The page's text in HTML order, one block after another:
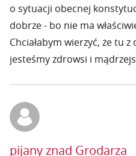
o sytuacji obecnej
dobrze - bo nie ma
Chciałabym wierzyć, że tu
jesteśmy zdrowsi i
pijany znad Grodarza